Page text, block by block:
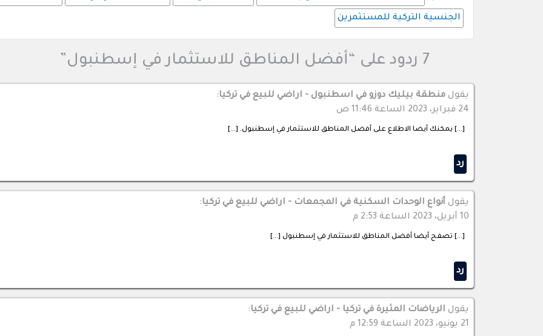
الجنسية التركية للمستثمرين
7 ردود على “أفضل المناطق للاستثمار في إسطنبول”
يقول منطقة بيليك دوزو في اسطنبول - اراضي للبيع في تركيا:
24 فبراير، 2023 الساعة 11:46 ص
[…] يمكنك أيضا الاطلاع على أفضل المناطق للاستثمار في إسطنبول. […]
رد
يقول أنواع الوحدات السكنية في المجمعات - اراضي للبيع في تركيا:
10 أبريل، 2023 الساعة 2:53 م
[…] تصفح أيضا أفضل المناطق للاستثمار في إسطنبول […]
رد
يقول الرياضات المثيرة في تركيا - اراضي للبيع في تركيا:
21 يونيو، 2023 الساعة 12:59 م